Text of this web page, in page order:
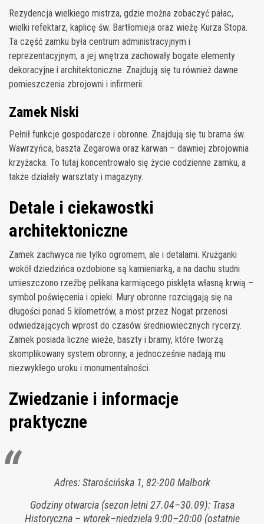
Rezydencja wielkiego mistrza, gdzie można zobaczyć pałac,
wielki refektarz, kaplicę św. Bartłomieja oraz wieżę Kurza Stopa.
Ta część zamku była centrum administracyjnym i
reprezentacyjnym, a jej wnętrza zachowały bogate elementy
dekoracyjne i architektoniczne. Znajdują się tu również dawne
pomieszczenia zbrojowni i infirmerii.
Zamek Niski
Pełnił funkcje gospodarcze i obronne. Znajdują się tu brama św.
Wawrzyńca, baszta Zegarowa oraz karwan – dawniej zbrojownia
krzyżacka. To tutaj koncentrowało się życie codzienne zamku, a
także działały warsztaty i magazyny.
Detale i ciekawostki
architektoniczne
Zamek zachwyca nie tylko ogromem, ale i detalami. Krużganki
wokół dziedzińca ozdobione są kamieniarką, a na dachu studni
umieszczono rzeźbę pelikana karmiącego pisklęta własną krwią –
symbol poświęcenia i opieki. Mury obronne rozciągają się na
długości ponad 5 kilometrów, a most przez Nogat przenosi
odwiedzających wprost do czasów średniowiecznych rycerzy.
Zamek posiada liczne wieże, baszty i bramy, które tworzą
skomplikowany system obronny, a jednocześnie nadają mu
niezwykłego uroku i monumentalności.
Zwiedzanie i informacje
praktyczne
Adres: Starościńska 1, 82-200 Malbork
Godziny otwarcia (sezon letni 27.04–30.09): Trasa
Historyczna – wtorek–niedziela 9:00–20:00 (ostatnie